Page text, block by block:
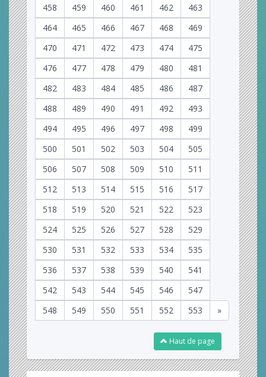
458 459 460 461 462
463
464
465 466 467 468
469
470
471 472 473 474
475
476
477 478 479 480
481
482
483 484 485 486
487
488
489 490 491 492
493
494
495 496 497 498
499
500
501 502 503 504
505
506
507 508 509 510
511
512
513 514 515 516
517
518
519 520 521 522
523
524
525 526 527 528
529
530
531 532 533 534
535
536
537 538 539 540
541
542
543 544 545 546
547
548
549 550 551 552 553 »
Haut de page